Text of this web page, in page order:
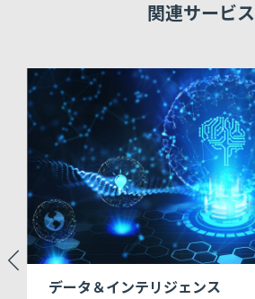
関連サービス
データ＆インテリジェンス